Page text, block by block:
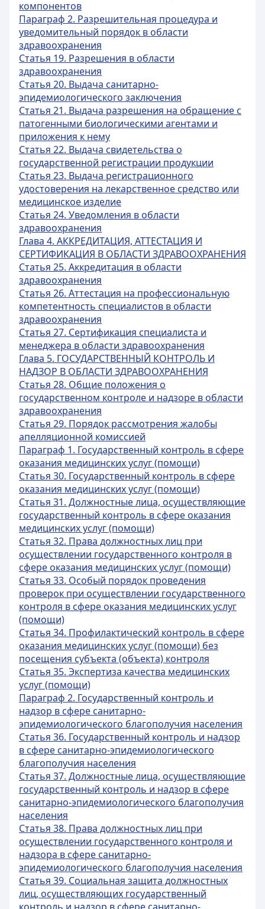
компонентов
Параграф 2. Разрешительная процедура и
уведомительный порядок в области
здравоохранения
Статья 19. Разрешения в области
здравоохранения
Статья 20. Выдача санитарно-
эпидемиологического заключения
Статья 21. Выдача разрешения на обращение с
патогенными биологическими агентами и
приложения к нему
Статья 22. Выдача свидетельства о
государственной регистрации продукции
Статья 23. Выдача регистрационного
удостоверения на лекарственное средство или
медицинское изделие
Статья 24. Уведомления в области
здравоохранения
Глава 4. АККРЕДИТАЦИЯ, АТТЕСТАЦИЯ И
СЕРТИФИКАЦИЯ В ОБЛАСТИ ЗДРАВООХРАНЕНИЯ
Статья 25. Аккредитация в области
здравоохранения
Статья 26. Аттестация на профессиональную
компетентность специалистов в области
здравоохранения
Статья 27. Сертификация специалиста и
менеджера в области здравоохранения
Глава 5. ГОСУДАРСТВЕННЫЙ КОНТРОЛЬ И
НАДЗОР В ОБЛАСТИ ЗДРАВООХРАНЕНИЯ
Статья 28. Общие положения о
государственном контроле и надзоре в области
здравоохранения
Статья 29. Порядок рассмотрения жалобы
апелляционной комиссией
Параграф 1. Государственный контроль в сфере
оказания медицинских услуг (помощи)
Статья 30. Государственный контроль в сфере
оказания медицинских услуг (помощи)
Статья 31. Должностные лица, осуществляющие
государственный контроль в сфере оказания
медицинских услуг (помощи)
Статья 32. Права должностных лиц при
осуществлении государственного контроля в
сфере оказания медицинских услуг (помощи)
Статья 33. Особый порядок проведения
проверок при осуществлении государственного
контроля в сфере оказания медицинских услуг
(помощи)
Статья 34. Профилактический контроль в сфере
оказания медицинских услуг (помощи) без
посещения субъекта (объекта) контроля
Статья 35. Экспертиза качества медицинских
услуг (помощи)
Параграф 2. Государственный контроль и
надзор в сфере санитарно-
эпидемиологического благополучия населения
Статья 36. Государственный контроль и надзор
в сфере санитарно-эпидемиологического
благополучия населения
Статья 37. Должностные лица, осуществляющие
государственный контроль и надзор в сфере
санитарно-эпидемиологического благополучия
населения
Статья 38. Права должностных лиц при
осуществлении государственного контроля и
надзора в сфере санитарно-
эпидемиологического благополучия населения
Статья 39. Социальная защита должностных
лиц, осуществляющих государственный